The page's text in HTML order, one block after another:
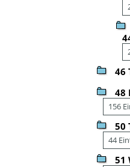
46
48
156
50
44
51